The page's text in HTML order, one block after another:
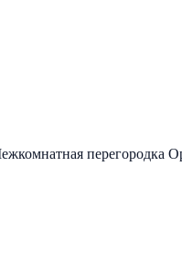
перегородка